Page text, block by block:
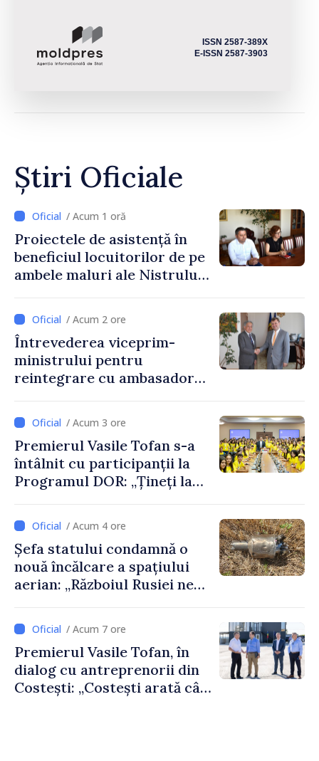
ISSN 2587-389X
E-ISSN 2587-3903
Știri Oficiale
/ Acum 1 oră
Proiectele de asistență în
beneficiul locuitorilor de pe
ambele maluri ale Nistrului
viceprim-ministrului cu
reprezentanta rezidentă a
PNUD în Republica Moldova,
Daniela Gasparikova
/ Acum 2 ore
Întrevederea viceprim-
ministrului pentru
reintegrare cu ambasadorul
Moldova
/ Acum 3 ore
Premierul Vasile Tofan s-a
întâlnit cu participanții la
Programul DOR: „Țineți la
feriți de încercări și greșeli –
doar astfel puteți reuși”
/ Acum 4 ore
Șefa statului condamnă o
nouă încălcare a spațiului
aerian: „Războiul Rusiei ne
/ Acum 7 ore
Premierul Vasile Tofan, în
dialog cu antreprenorii din
Costești: „Costești arată cât